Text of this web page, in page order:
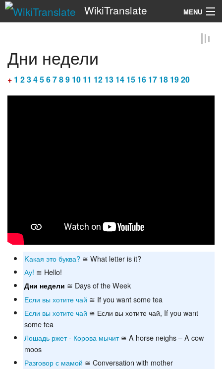
WikiTranslate MENU
Дни недели
+ 1 23456789 10 11 12 13 14 15 16 17 18 1920
Kакая это буква? ≅ What letter is it?
Ау! ≅ Hello!
Дни недели ≅ Days of the Week
Если вы хотите чай ≅ If you want some tea
Если вы хотите чай ≅ Если вы хотите чай, If you want
some tea
Лошадь ржет - Корова мычит≅ A horse neighs – A cow
moos
Разговор с мамой ≅ Conversation with mother